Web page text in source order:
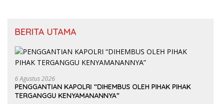
BERITA UTAMA
6 Agustus 2026
PENGGANTIAN KAPOLRI “DIHEMBUS OLEH PIHAK PIHAK
TERGANGGU KENYAMANANNYA”